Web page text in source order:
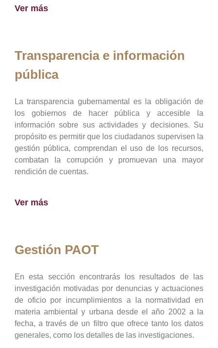
Ver más
Transparencia e información
pública
La transparencia gubernamental es la obligación de
los gobiernos de hacer pública y accesible la
información sobre sus actividades y decisiones. Su
propósito es permitir que los ciudadanos supervisen la
gestión pública, comprendan el uso de los recursos,
combatan la corrupción y promuevan una mayor
rendición de cuentas.
Ver más
Gestión PAOT
En esta sección encontrarás los resultados de las
investigación motivadas por denuncias y actuaciones
de oficio por incumplimientos a la normatividad en
materia ambiental y urbana desde el año 2002 a la
fecha, a través de un filtro que ofrece tanto los datos
generales, como los detalles de las investigaciones.